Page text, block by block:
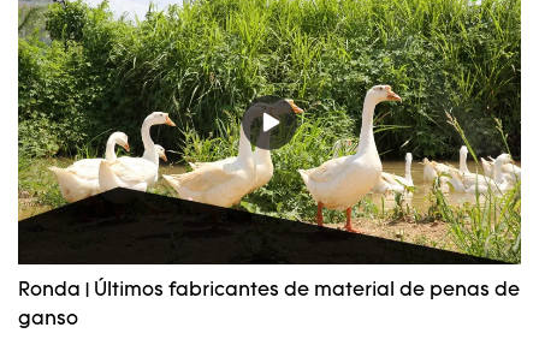
Ronda | Últimos fabricantes de material de penas de
ganso